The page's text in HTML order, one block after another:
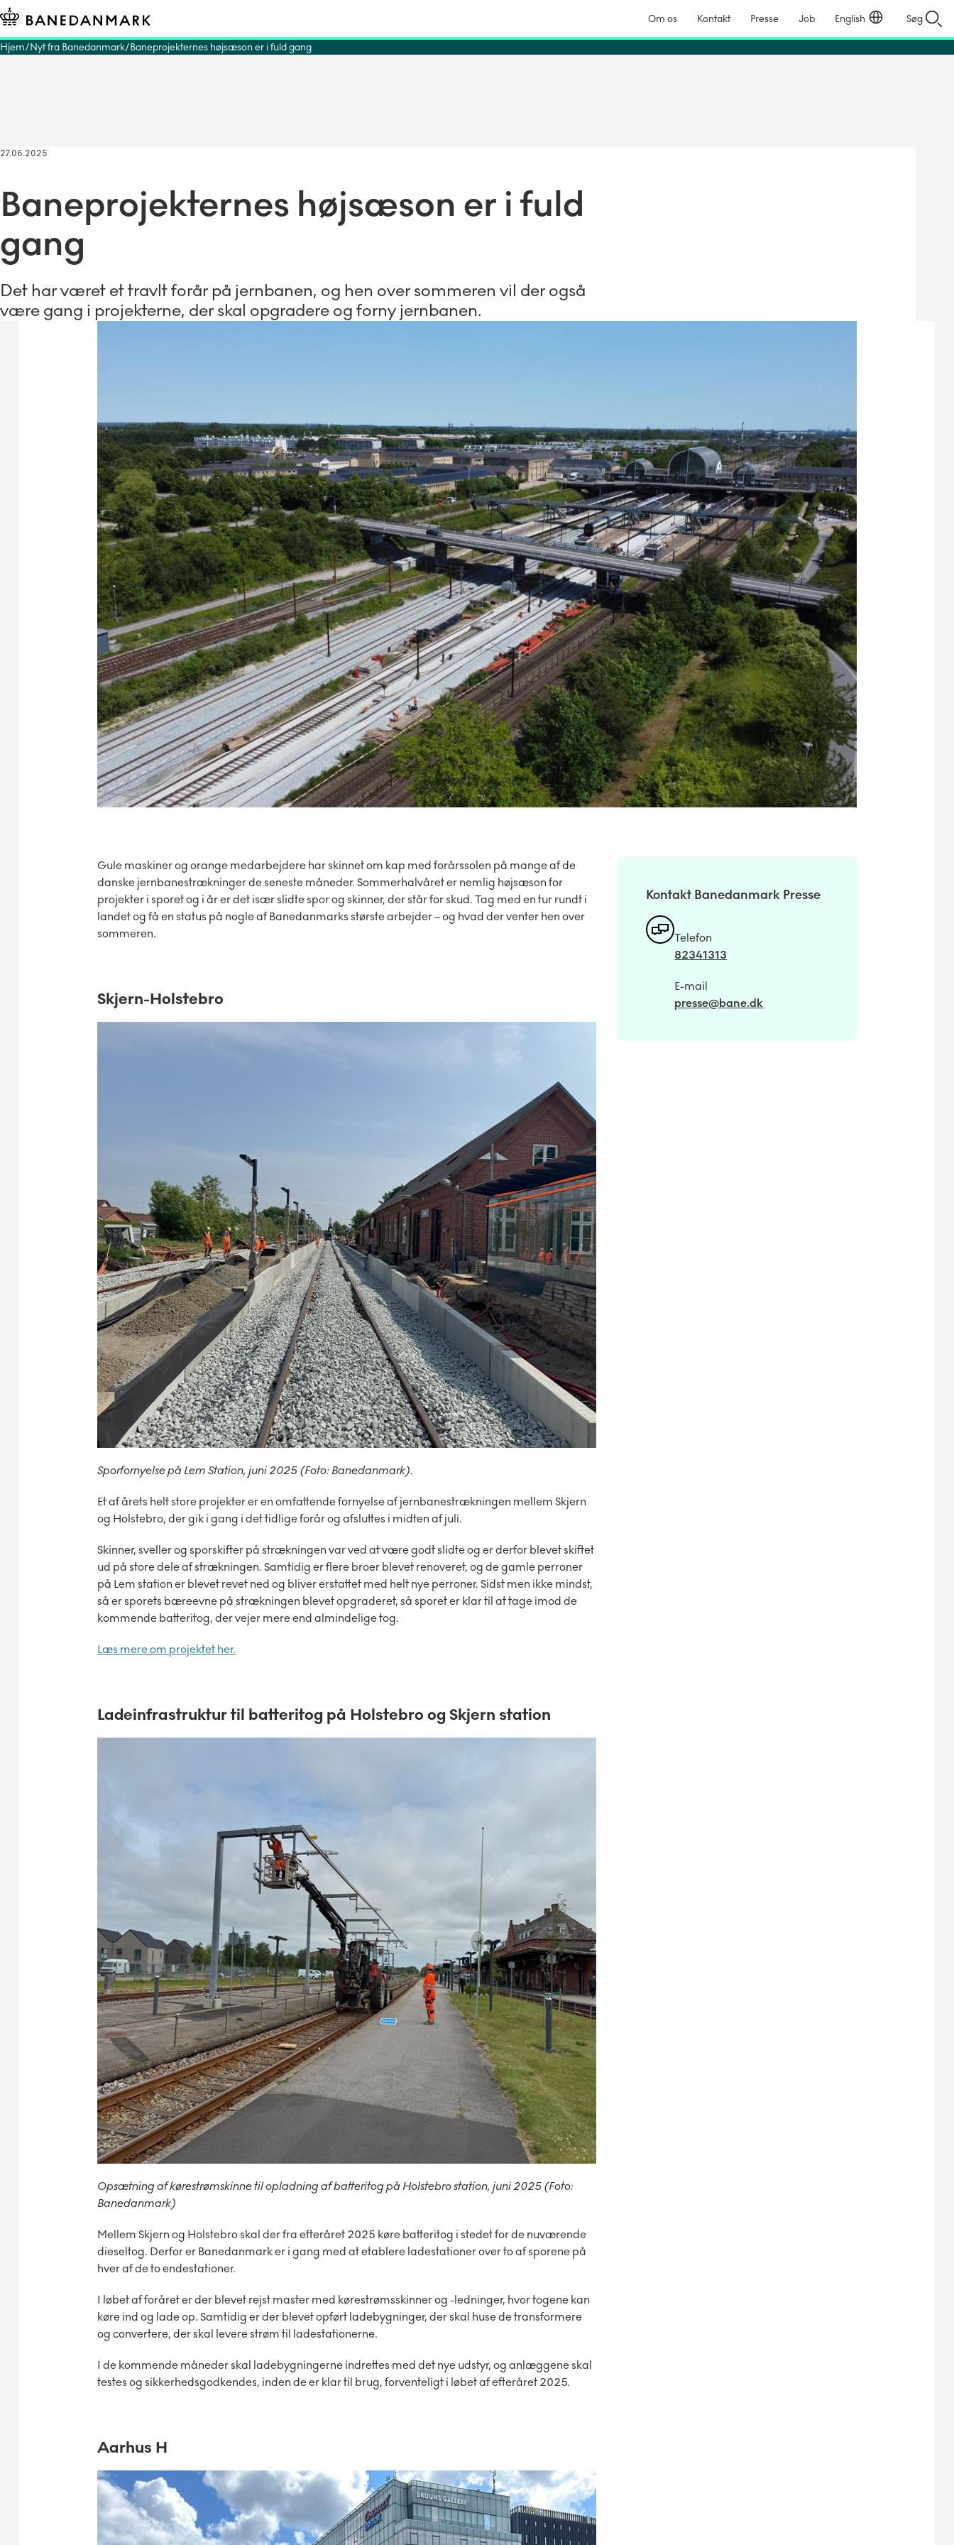
Om os Kontakt Presse Job English Søg
Hjem Nyt fra Banedanmark Baneprojekternes højsæson er i fuld gang
27.06.2025
Baneprojekternes højsæson er i fuld
gang
Det har været et travlt forår på jernbanen, og hen over sommeren vil der også
være gang i projekterne, der skal opgradere og forny jernbanen.
Gule maskiner og orange medarbejdere har skinnet om kap med forårssolen på mange af de
danske jernbanestrækninger de seneste måneder. Sommerhalvåret er nemlig højsæson for
projekter i sporet og i år er det især slidte spor og skinner, der står for skud. Tag med en tur rundt i
landet og få en status på nogle af Banedanmarks største arbejder – og hvad der venter hen over
sommeren.
Skjern-Holstebro
Sporfornyelse på Lem Station, juni 2025 (Foto: Banedanmark).
Et af årets helt store projekter er en omfattende fornyelse af jernbanestrækningen mellem Skjern
og Holstebro, der gik i gang i det tidlige forår og afsluttes i midten af juli.
Skinner, sveller og sporskifter på strækningen var ved at være godt slidte og er derfor blevet skiftet
ud på store dele af strækningen. Samtidig er flere broer blevet renoveret, og de gamle perroner
på Lem station er blevet revet ned og bliver erstattet med helt nye perroner. Sidst men ikke mindst,
så er sporets bæreevne på strækningen blevet opgraderet, så sporet er klar til at tage imod de
kommende batteritog, der vejer mere end almindelige tog.
Læs mere om projektet her.
Ladeinfrastruktur til batteritog på Holstebro og Skjern station
Opsætning af kørestrømskinne til opladning af batteritog på Holstebro station, juni 2025 (Foto:
Banedanmark)
Mellem Skjern og Holstebro skal der fra efteråret 2025 køre batteritog i stedet for de nuværende
dieseltog. Derfor er Banedanmark er i gang med at etablere ladestationer over to af sporene på
hver af de to endestationer.
I løbet af foråret er der blevet rejst master med kørestrømsskinner og -ledninger, hvor togene kan
køre ind og lade op. Samtidig er der blevet opført ladebygninger, der skal huse de transformere
og convertere, der skal levere strøm til ladestationerne.
I de kommende måneder skal ladebygningerne indrettes med det nye udstyr, og anlæggene skal
testes og sikkerhedsgodkendes, inden de er klar til brug, forventeligt i løbet af efteråret 2025.
Aarhus H
Kontakt Banedanmark Presse
Telefon
82341313
E-mail
presse@bane.dk